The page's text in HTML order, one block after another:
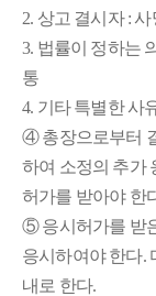
2. 상고 결시자 :
3. 법률이 정하는
통
4. 기타 특별한 사
④ 총장으로부터
하여 소정의 추가
허가를 받아야 한
⑤ 응시허가를 받
응시하여야 한다.
내로 한다.